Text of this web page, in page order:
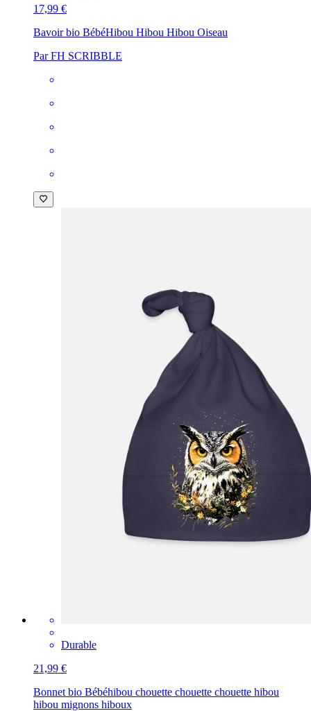
17,99 €
Bavoir bio BébéHibou Hibou Hibou Oiseau
Par FH SCRIBBLE
Durable
21,99 €
Bonnet bio Bébéhibou chouette chouette chouette hibou
hibou mignons hiboux